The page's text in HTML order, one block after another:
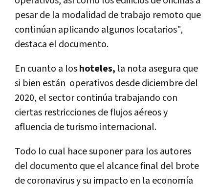
pesar de la modalidad de trabajo remoto que
continúan aplicando algunos locatarios",
destaca el documento.
En cuanto a loshoteles, la nota asegura que
si bien están operativos desde diciembre del
2020, el sector continúa trabajando con
ciertas restricciones de flujos aéreos y
afluencia de turismo internacional.
Todo lo cual hace suponer para los autores
del documento que el alcance final del brote
de coronavirus y su impacto en la economía